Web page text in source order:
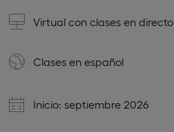
Virtual con clases en directo
Clases en español
Inicio: septiembre 2026